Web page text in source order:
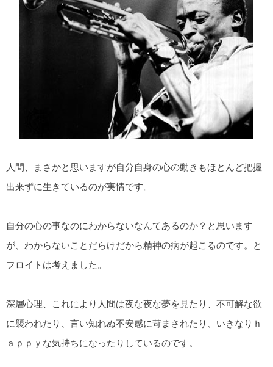
人間、まさかと思いますが自分自身の心の動きもほとんど把握
出来ずに生きているのが実情です。
自分の心の事なのにわからないなんてあるのか？と思います
が、わからないことだらけだから精神の病が起こるのです。と
フロイトは考えました。
深層心理、これにより人間は夜な夜な夢を見たり、不可解な欲
に襲われたり、言い知れぬ不安感に苛まされたり、いきなりｈ
ａｐｐｙな気持ちになったりしているのです。